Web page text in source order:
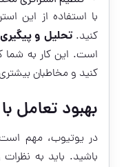
با استفاده از این
کنید.تحلیل و
است. این کار به شما
کنید و مخاطبان
بهبود تعامل
در یوتیوب، مهم است
باشید. باید به